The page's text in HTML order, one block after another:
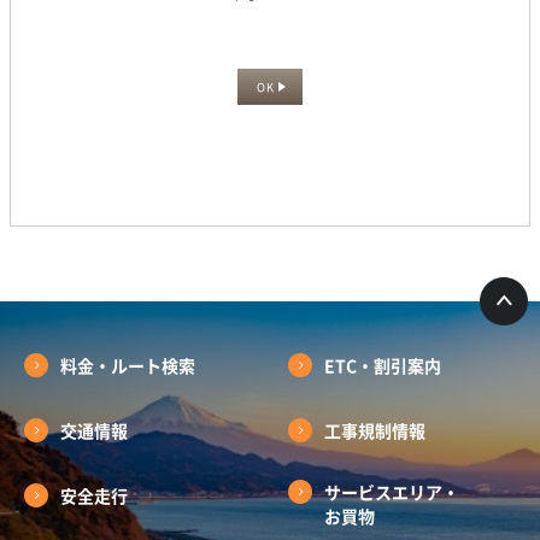
OK
料金・ルート検索 ETC・割引案内
交通情報 工事規制情報
安全走行
サービスエリア・
お買物